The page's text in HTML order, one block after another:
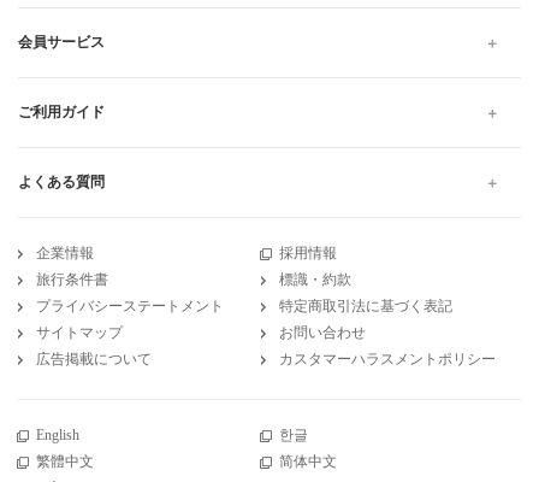
会員サービス
ご利用ガイド
よくある質問
企業情報
採用情報
旅行条件書
標識・約款
プライバシーステートメント
特定商取引法に基づく表記
サイトマップ
お問い合わせ
広告掲載について
カスタマーハラスメントポリシー
English
한글
繁體中文
简体中文